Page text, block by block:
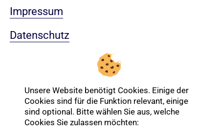
Impressum
Datenschutz
Nach oben
Login-Bereich
Unsere Website benötigt Cookies. Einige der
Cookies sind für die Funktion relevant, einige
sind optional. Bitte wählen Sie aus, welche
Cookies Sie zulassen möchten: